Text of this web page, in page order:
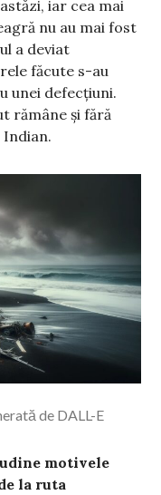
iar cea mai
nu au mai fost
a deviat
făcute s-au
unei defecțiuni.
rămâne și fără
Indian.
MH370
de DALL-E
motivele
la ruta